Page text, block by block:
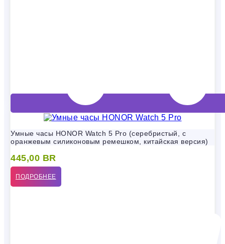
Умные часы HONOR Watch 5 Pro (серебристый, с
оранжевым силиконовым ремешком, китайская версия)
445,00 BR
ПОДРОБНЕЕ